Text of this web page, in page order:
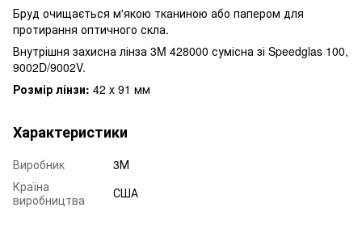
Бруд очищається м'якою тканиною або папером для
протирання оптичного скла.
Внутрішня захисна лінза 3M 428000 сумісна зі Speedglas 100,
9002D/9002V.
Розмір лінзи: 42 х 91 мм
Характеристики
Виробник
3М
Країна
виробництва
США